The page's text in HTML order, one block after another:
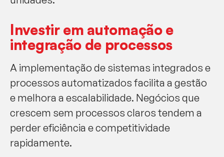
Investir em automação e
integração de processos
A implementação de sistemas integrados e
processos automatizados facilita a gestão
e melhora a escalabilidade. Negócios que
crescem sem processos claros tendem a
perder eficiência e competitividade
rapidamente.